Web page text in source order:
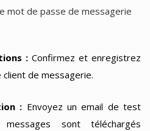
mot de passe de messagerie
: Confirmez et enregistrez
de messagerie.
: Envoyez un email de test
sont téléchargés